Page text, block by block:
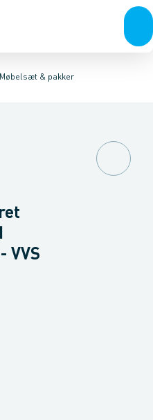
Kuglehaner & ventiler
VaskeArmaturer
Møbelsæt & pakker
HøjskabeOverskabe
VVS